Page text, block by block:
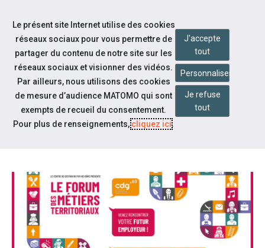
Aller au contenu
Notre actualité
FORUM DES MÉTIERS
Le présent site Internet utilise des cookies
réseaux sociaux pour vous permettre de
partager du contenu de notre site sur les
réseaux sociaux et visionner des vidéos.
Par ailleurs, nous utilisons des cookies
de mesure d’audience MATOMO qui sont
exempts de recueil du consentement.
Pour plus de renseignements,cliquez ici.
J'accepte
tout
Personnaliser
Je refuse
tout